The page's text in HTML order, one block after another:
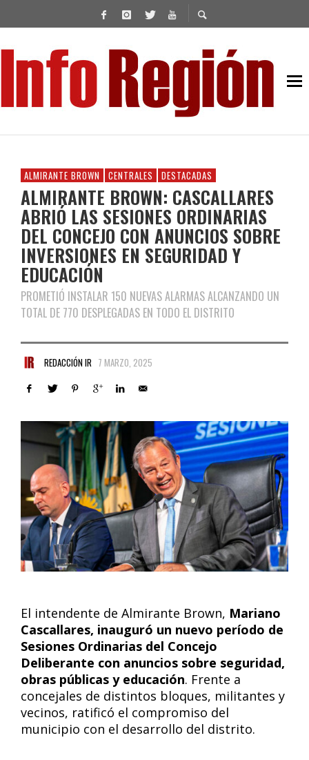
ALMIRANTE BROWN CENTRALES DESTACADAS
ALMIRANTE BROWN: CASCALLARES
ABRIÓ LAS SESIONES ORDINARIAS
DEL CONCEJO CON ANUNCIOS SOBRE
INVERSIONES EN SEGURIDAD Y
EDUCACIÓN
PROMETIÓ INSTALAR 150 NUEVAS ALARMAS ALCANZANDO UN
TOTAL DE 770 DESPLEGADAS EN TODO EL DISTRITO
REDACCIÓN IR 7 MARZO, 2025
El intendente de Almirante Brown, Mariano
Cascallares, inauguró un nuevo período de
Sesiones Ordinarias del Concejo
Deliberante con anuncios sobre seguridad,
obras públicas y educación. Frente a
concejales de distintos bloques, militantes y
vecinos, ratificó el compromiso del
municipio con el desarrollo del distrito.